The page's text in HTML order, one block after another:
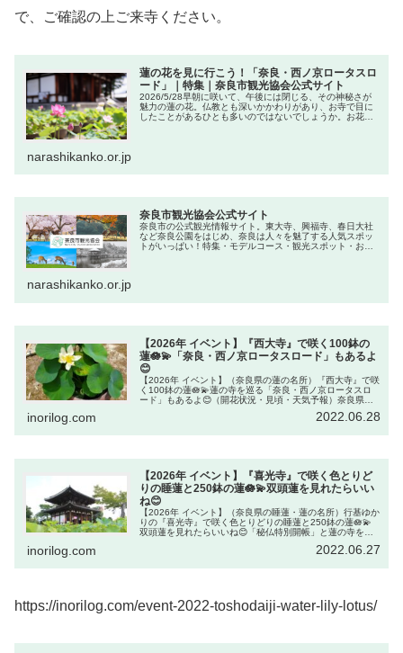
で、ご確認の上ご来寺ください。
蓮の花を見に行こう！「奈良・西ノ京ロータスロ
ード」｜特集｜奈良市観光協会公式サイト
2026/5/28早朝に咲いて、午後には閉じる、その神秘さが
魅力の蓮の花。仏教とも深いかかわりがあり、お寺で目に
したことがあるひとも多いのではないでしょうか。お花が
narashikanko.or.jp
奈良市観光協会公式サイト
奈良市の公式観光情報サイト。東大寺、興福寺、春日大社
など奈良公園をはじめ、奈良は人々を魅了する人気スポッ
トがいっぱい！特集・モデルコース・観光スポット・お土
narashikanko.or.jp
【2026年 イベント】『西大寺』で咲く100鉢の
蓮🪷💫「奈良・西ノ京ロータスロード」もあるよ
😊
【2026年 イベント】（奈良県の蓮の名所）『西大寺』で咲
く100鉢の蓮🪷💫蓮の寺を巡る「奈良・西ノ京ロータスロ
ード」もあるよ😊（開花状況・見頃・天気予報）奈良県奈
inorilog.com 2022.06.28
【2026年 イベント】『喜光寺』で咲く色とりど
りの睡蓮と250鉢の蓮🪷💫双頭蓮を見れたらいい
ね😊
【2026年 イベント】（奈良県の睡蓮・蓮の名所）行基ゆか
りの『喜光寺』で咲く色とりどりの睡蓮と250鉢の蓮🪷💫
双頭蓮を見れたらいいね😊「秘仏特別開帳」と蓮の寺を巡
inorilog.com 2022.06.27
https://inorilog.com/event-2022-toshodaiji-water-lily-lotus/